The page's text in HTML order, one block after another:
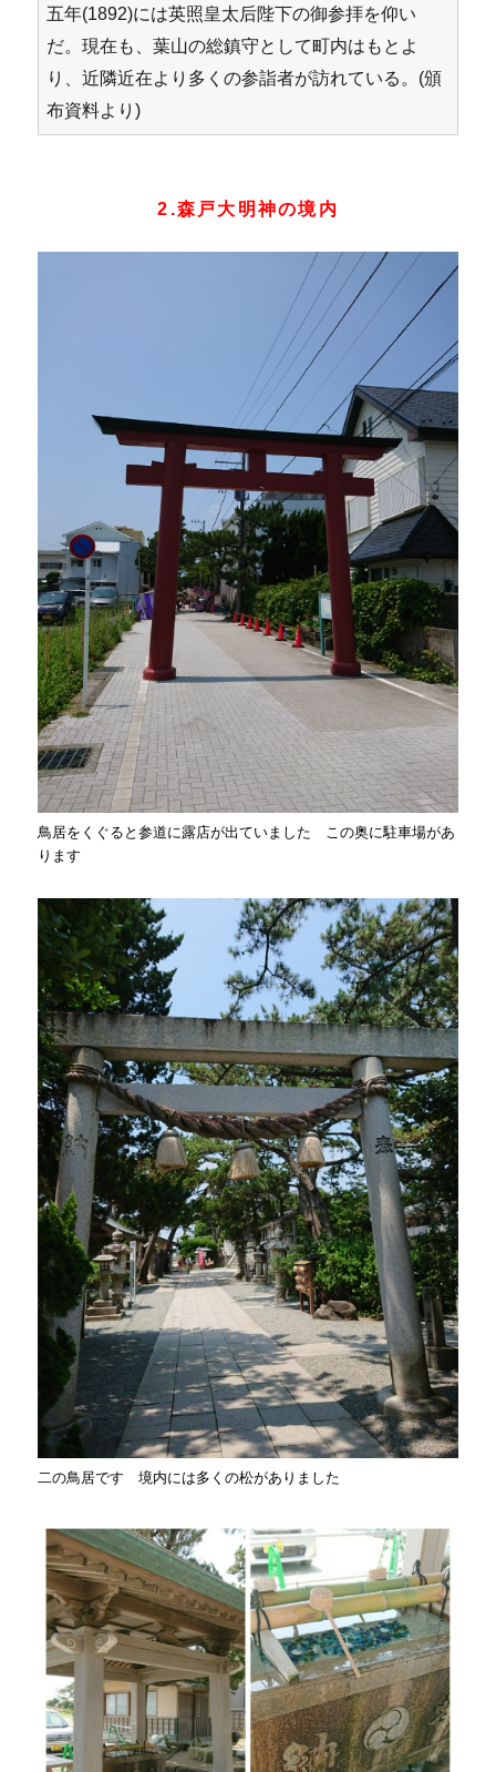
五年(1892)には英照皇太后陛下の御参拝を仰い
だ。現在も、葉山の総鎮守として町内はもとよ
り、近隣近在より多くの参詣者が訪れている。(頒
布資料より)
2.森戸大明神の境内
鳥居をくぐると参道に露店が出ていました この奥に駐車場があ
ります
二の鳥居です 境内には多くの松がありました